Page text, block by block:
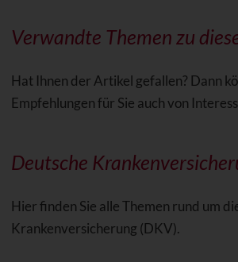
Verwandte Themen zu
Hat Ihnen der Artikel gefallen? Dann
Empfehlungen für Sie auch von
Deutsche
Hier finden Sie alle Themen rund um
Krankenversicherung (DKV).